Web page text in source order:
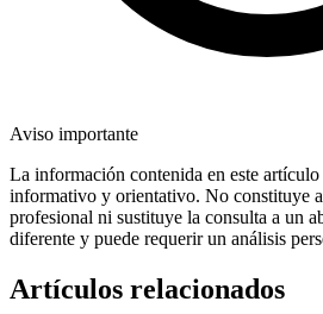
Aviso importante
La información contenida en este artículo
informativo y orientativo. No constituye
profesional ni sustituye la consulta a un
diferente y puede requerir un análisis
Artículos relacionados